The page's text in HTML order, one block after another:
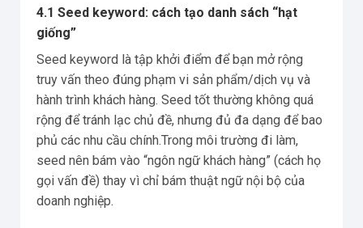
4.1 Seed keyword: cách tạo danh sách “hạt
giống”
Seed keyword là tập khởi điểm để bạn mở rộng
truy vấn theo đúng phạm vi sản phẩm/dịch vụ và
hành trình khách hàng. Seed tốt thường không quá
rộng để tránh lạc chủ đề, nhưng đủ đa dạng để bao
phủ các nhu cầu chính.Trong môi trường đi làm,
seed nên bám vào “ngôn ngữ khách hàng” (cách họ
gọi vấn đề) thay vì chỉ bám thuật ngữ nội bộ của
doanh nghiệp.